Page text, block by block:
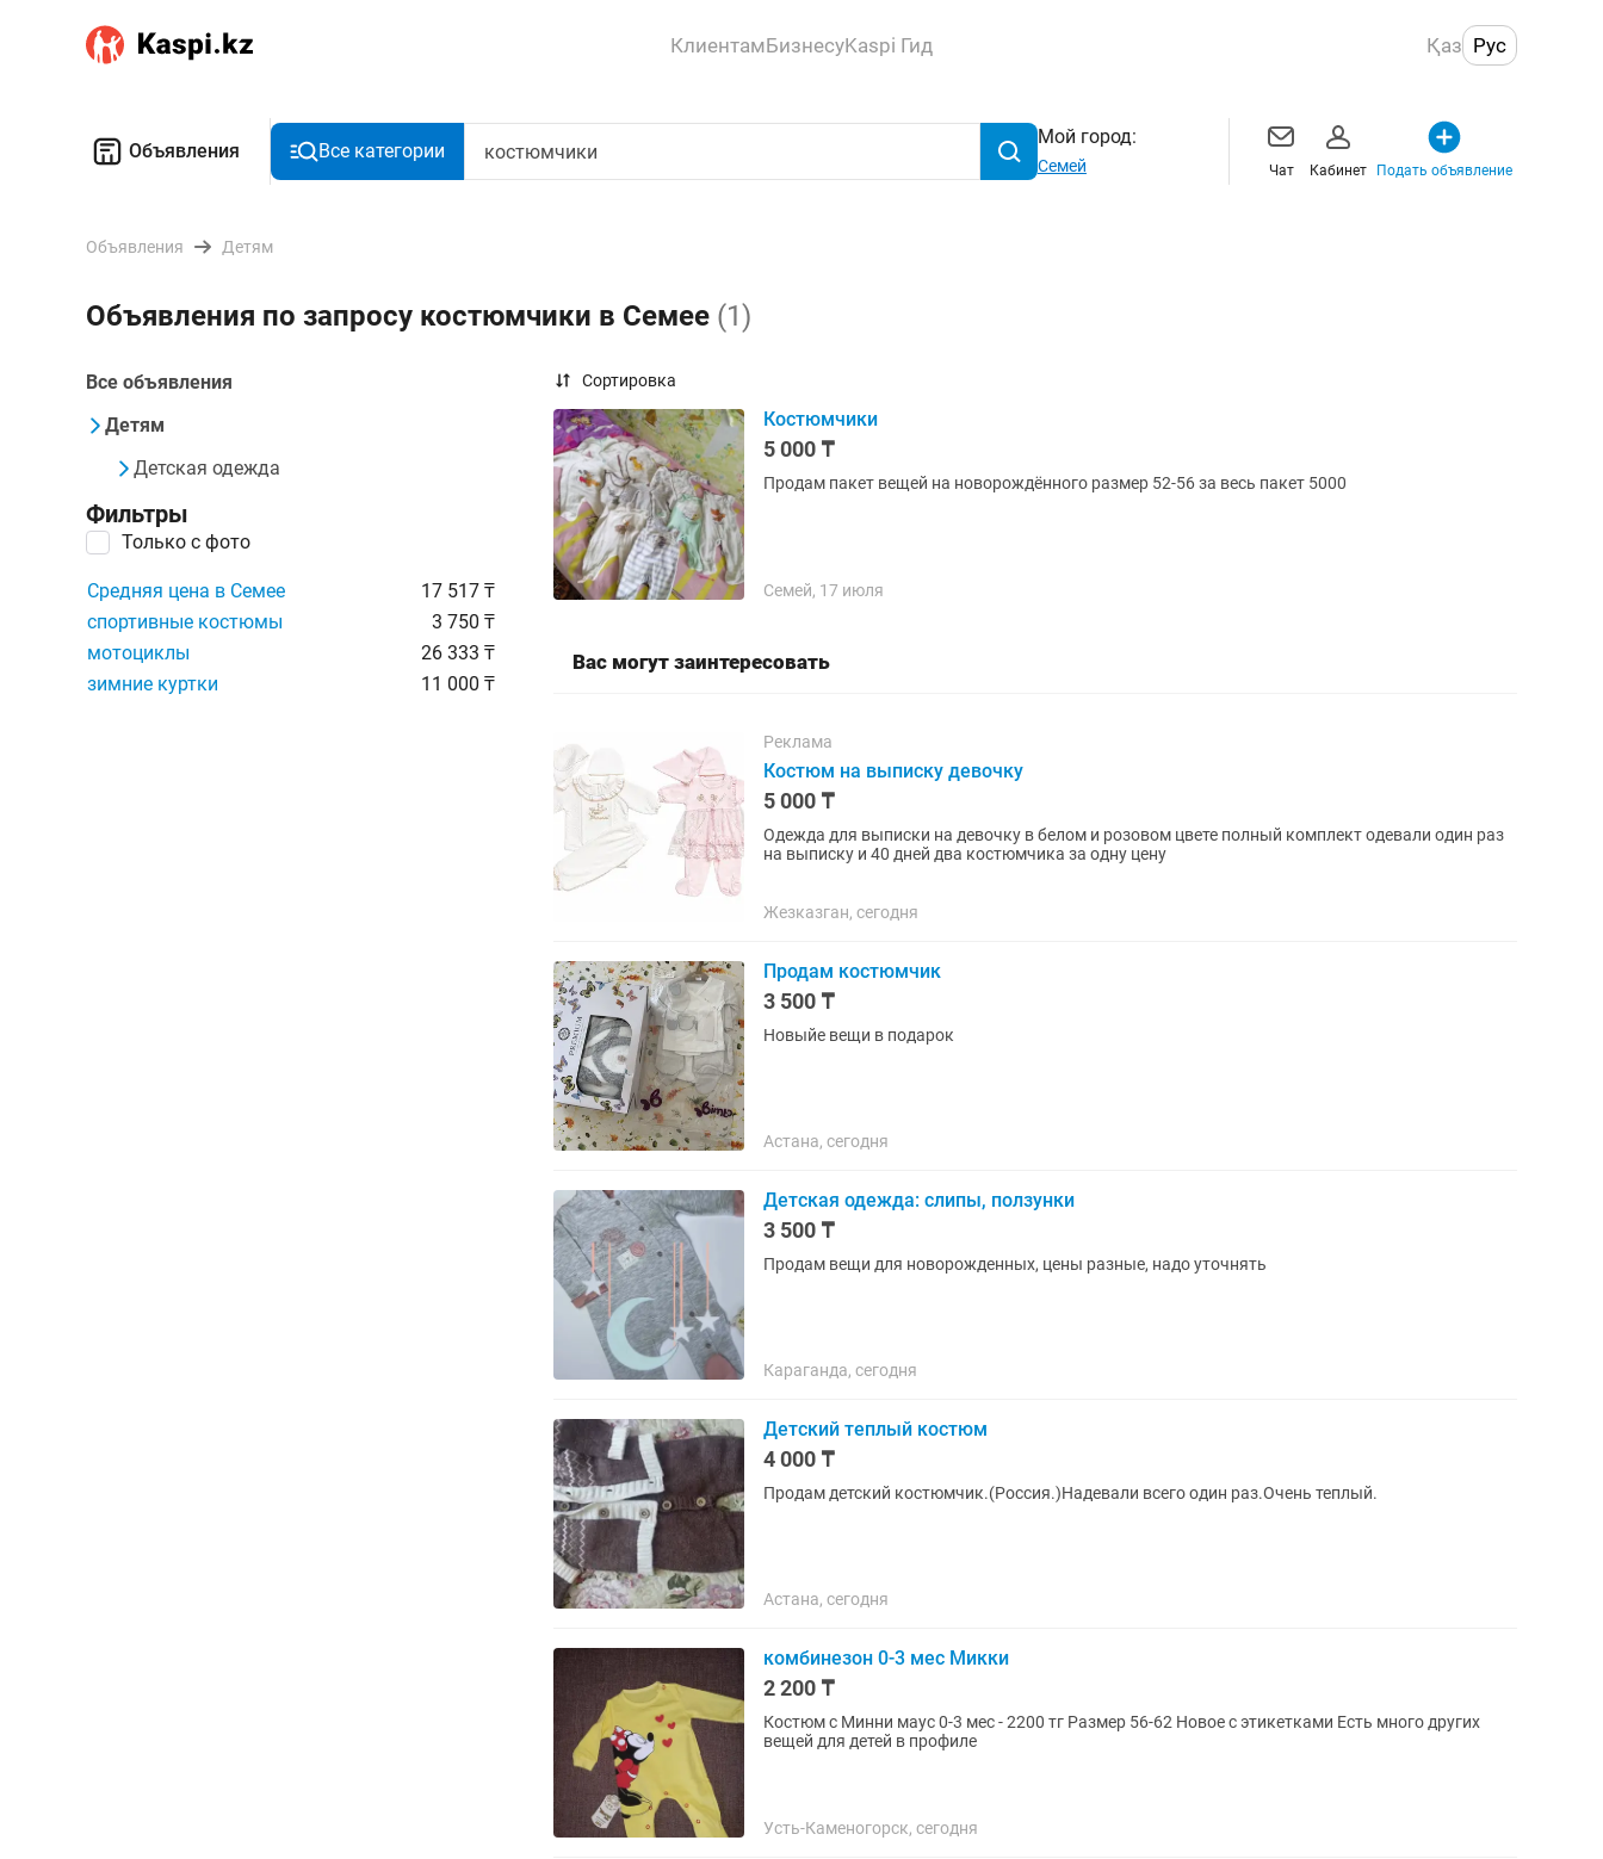
КлиентамБизнесуKaspi Гид Қаз Рус
Объявления Все категории
Мой город:
Семей Чат Кабинет Подать объявление
Объявления Детям
Объявления по запросу костюмчики в Семее (1)
Все объявления
Детям
Детская одежда
Фильтры
Только с фото
Средняя цена в Семее
17 517 ₸
спортивные костюмы
3 750 ₸
мотоциклы
26 333 ₸
зимние куртки
11 000 ₸
Сортировка
Костюмчики
5 000 ₸
Продам пакет вещей на новорождённого размер 52-56 за весь пакет 5000
Семей, 17 июля
Вас могут заинтересовать
Реклама
Костюм на выписку девочку
5 000 ₸
Одежда для выписки на девочку в белом и розовом цвете полный комплект одевали один раз
на выписку и 40 дней два костюмчика за одну цену
Жезказган, сегодня
Продам костюмчик
3 500 ₸
Новыйе вещи в подарок
Астана, сегодня
Детская одежда: слипы, ползунки
3 500 ₸
Продам вещи для новорожденных, цены разные, надо уточнять
Караганда, сегодня
Детский теплый костюм
4 000 ₸
Продам детский костюмчик.(Россия.)Надевали всего один раз.Очень теплый.
Астана, сегодня
комбинезон 0-3 мес Микки
2 200 ₸
Костюм с Минни маус 0-3 мес - 2200 тг Размер 56-62 Новое с этикетками Есть много других
вещей для детей в профиле
Усть-Каменогорск, сегодня